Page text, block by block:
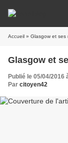
Accueil » Glasgow et ses
Glasgow et
Publié le 05/04/2016
Par citoyen42